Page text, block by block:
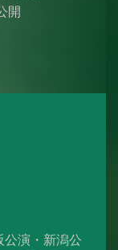
開
公演・新潟公